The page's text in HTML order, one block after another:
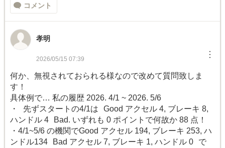
コメント
孝明
2026/05/15 07:39 ︙
何か、無視されておられる様なので改めて質問致しま
す！
具体例で… 私の履歴 2026. 4/1 ~ 2026. 5/6
・ 先ずスタートの4/1は Good アクセル 4, ブレーキ 8,
ハンドル 4 Bad. いずれも 0 ポイントで何故か 88 点！
・4/1~5/6 の機関でGood アクセル 194, ブレーキ 253, ハ
ンドル134 Bad アクセル 7, ブレーキ 1, ハンドル 0 で